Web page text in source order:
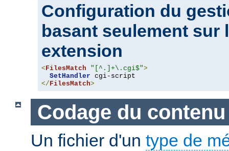
Configuration du
basant seulement sur
extension
< FilesMatch "[^.]+\.cgi$">
SetHandler
</ FilesMatch>
Codage du contenu
Un fichier d'un type de